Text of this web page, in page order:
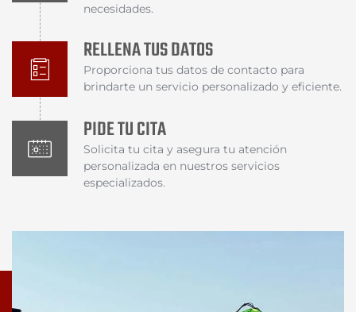
necesidades.
RELLENA TUS DATOS
Proporciona tus datos de contacto para
brindarte un servicio personalizado y eficiente.
PIDE TU CITA
Solicita tu cita y asegura tu atención
personalizada en nuestros servicios
especializados.